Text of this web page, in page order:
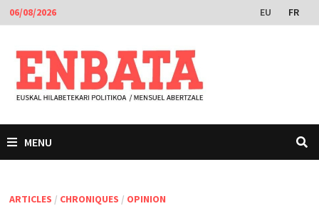
Passer
au
contenu
06/08/2026 EU FR
MENU
ARTICLES / CHRONIQUES / OPINION